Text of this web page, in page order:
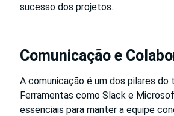
sucesso dos projetos.
Comunicação e
A comunicação é um dos pilares do
Ferramentas como Slack e
essenciais para manter a equipe